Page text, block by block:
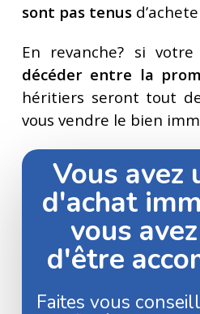
sont pas tenus
En revanche? si votre
décéder entre la
héritiers seront tout
vous vendre le bien
Vous avez
d'achat
vous
d'être
Faites vous